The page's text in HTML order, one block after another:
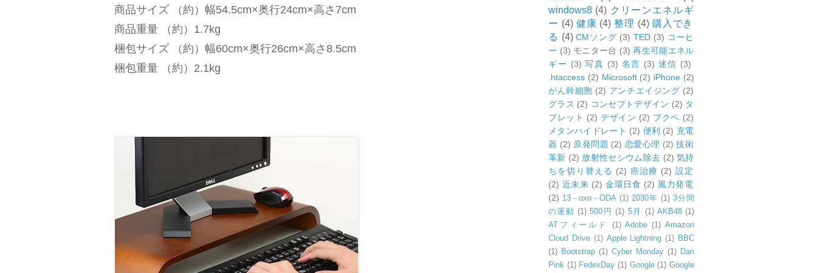
商品サイズ （約）幅54.5cm×奥行24cm×高さ7cm
商品重量 （約）1.7kg
梱包サイズ （約）幅60cm×奥行26cm×高さ8.5cm
梱包重量 （約）2.1kg
windows8 (4) クリーンエネルギ
ー (4) 健康 (4) 整理 (4) 購入でき
る (4) CMソング (3) TED (3) コーヒ
ー (3) モニター台 (3) 再生可能エネル
ギー (3) 写真 (3) 名言 (3) 迷信 (3)
.htaccess (2) Microsoft (2) iPhone (2)
がん幹細胞 (2) アンチエイジング (2)
グラス (2) コンセプトデザイン (2) タ
ブレット (2) デザイン (2) ブクペ (2)
メタンハイドレート (2) 便利 (2) 充電
器 (2) 原発問題 (2) 恋愛心理 (2) 技術
革新 (2) 放射性セシウム除去 (2) 気持
ちを切り替える (2) 癌治療 (2) 設定
(2) 近未来 (2) 金環日食 (2) 風力発電
(2) 13－oxo－ODA (1) 2030年 (1) 3分間
の運動 (1) 500円 (1) 5月 (1) AKB48 (1)
ATフィールド
(1) Adobe (1) Amazon
Cloud Drive (1) Apple Lightning (1) BBC
(1) Bootstrap (1) Cyber Monday (1) Dan
Pink (1) FedexDay (1) Google (1) Google